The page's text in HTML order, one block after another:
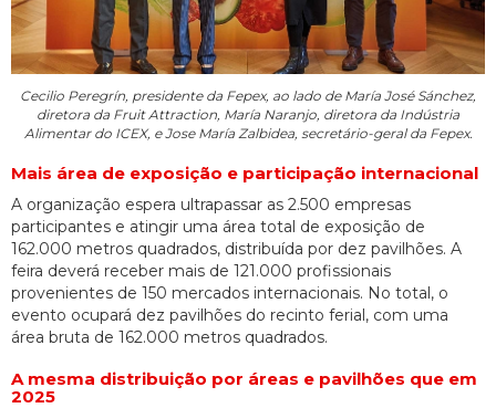
Cecilio Peregrín, presidente da Fepex, ao lado de María José Sánchez,
diretora da Fruit Attraction, María Naranjo, diretora da Indústria
Alimentar do ICEX, e Jose María Zalbidea, secretário-geral da Fepex.
Mais área de exposição e participação internacional
A organização espera ultrapassar as 2.500 empresas
participantes e atingir uma área total de exposição de
162.000 metros quadrados, distribuída por dez pavilhões. A
feira deverá receber mais de 121.000 profissionais
provenientes de 150 mercados internacionais. No total, o
evento ocupará dez pavilhões do recinto ferial, com uma
área bruta de 162.000 metros quadrados.
A mesma distribuição por áreas e pavilhões que em
2025